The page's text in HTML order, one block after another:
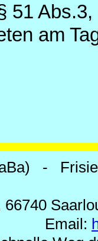
51
am
-
Email: